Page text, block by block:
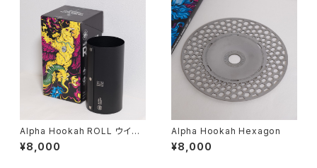
Alpha Hookah ROLL ウイン
ドスクリーン
¥8,000
Alpha Hookah Hexagon
¥8,000